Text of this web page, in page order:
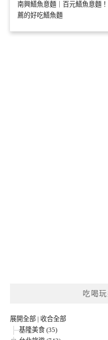
南興鱔魚意麵｜百元鱔魚意麵
薦的好吃鱔魚麵
吃喝
展開全部 | 收合全部
基隆美食 (35)